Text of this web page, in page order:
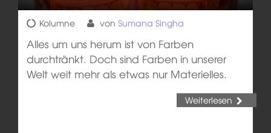
Kolumne von Sumana Singha
Alles um uns herum ist von Farben
durchtränkt. Doch sind Farben in unserer
Welt weit mehr als etwas nur Materielles.
Weiterlesen